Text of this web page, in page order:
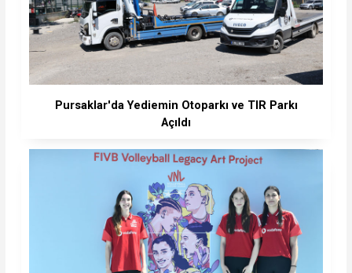
Pursaklar'da Yediemin Otoparkı ve TIR Parkı
Açıldı